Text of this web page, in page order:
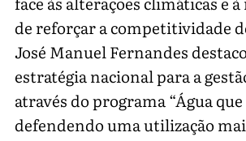
de reforçar a competitividade
José Manuel Fernandes
estratégia nacional para a
através do programa “Água que
defendendo uma utilização